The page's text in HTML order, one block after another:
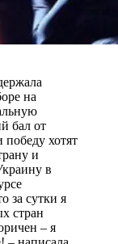
на
бал от
хотят
и
в
за сутки я
стран
– я